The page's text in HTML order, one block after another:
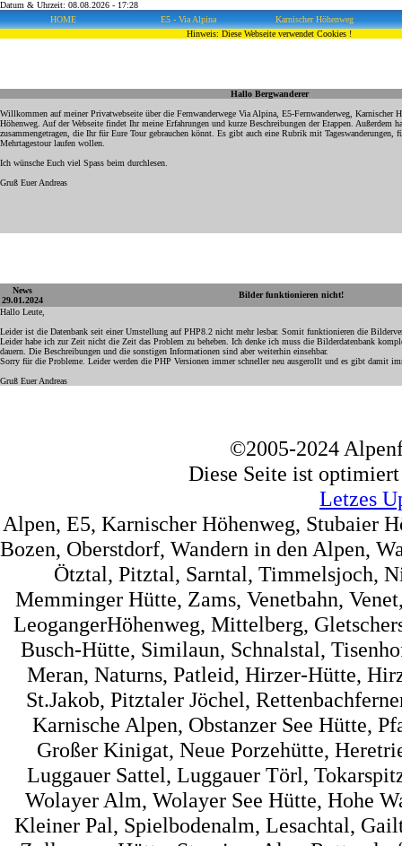
Datum & Uhrzeit: 08.08.2026 - 17:28
HOME
E5 - Via Alpina
Karnischer Höhenweg
Hinweis: Diese Webseite verwendet Cookies !
Hallo Bergwanderer
Willkommen auf meiner Privatwebseite über die Fernwanderwege Via Alpina, E5-Fernwanderweg, Karnischer
Höhenweg. Auf der Webseite findet Ihr meine Erfahrungen und kurze Beschreibungen der Etappen. Außerdem
zusammengetragen, die Ihr für Eure Tour gebrauchen könnt. Es gibt auch eine Rubrik mit Tageswanderungen,
Mehrtagestour laufen wollen.
Ich wünsche Euch viel Spass beim durchlesen.
Gruß Euer Andreas
News
29.01.2024
Bilder funktionieren nicht!
Hallo Leute,
Leider ist die Datenbank seit einer Umstellung auf PHP8.2 nicht mehr lesbar. Somit funktionieren die
Leider habe ich zur Zeit nicht die Zeit das Problem zu beheben. Ich denke ich muss die Bilderdatenbank
dauern. Die Beschreibungen und die sonstigen Informationen sind aber weiterhin einsehbar.
Sorry für die Probleme. Leider werden die PHP Versionen immer schneller neu ausgerollt und es gibt damit
Gruß Euer Andreas
©2005-2024
Diese Seite ist
Letzes
Alpen, E5, Karnischer Höhenweg, Stubaier
Bozen, Oberstdorf, Wandern in den Alpen,
Ötztal, Pitztal, Sarntal, Timmelsjoch,
Memminger Hütte, Zams, Venetbahn,
LeogangerHöhenweg, Mittelberg,
Busch-Hütte, Similaun, Schnalstal,
Meran, Naturns, Patleid, Hirzer-Hütte,
St.Jakob, Pitztaler Jöchel,
Karnische Alpen, Obstanzer See Hütte,
Großer Kinigat, Neue Porzehütte,
Luggauer Sattel, Luggauer Törl,
Wolayer Alm, Wolayer See Hütte, Hohe
Kleiner Pal, Spielbodenalm, Lesachtal,